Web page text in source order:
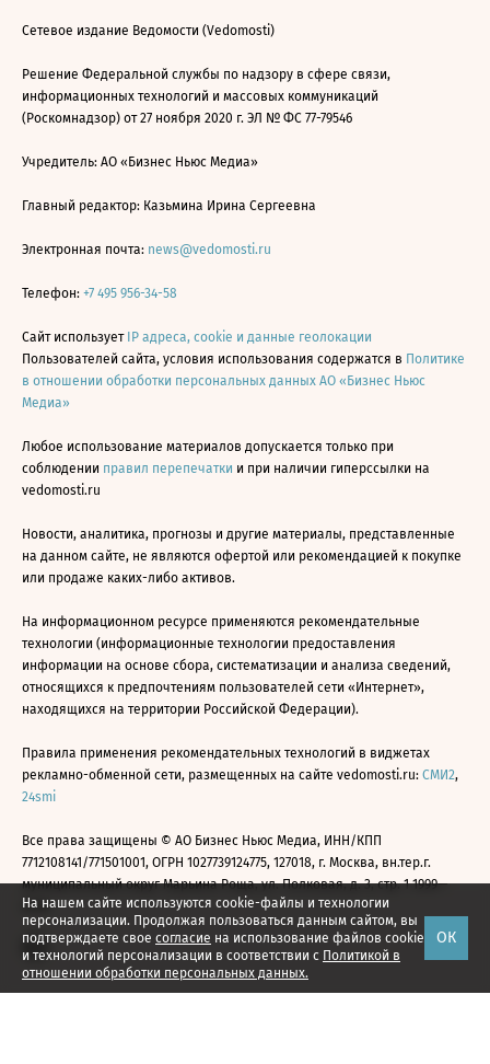
На нашем сайте используются cookie-файлы и технологии
персонализации. Продолжая пользоваться данным сайтом, вы
подтверждаете свое согласие на использование файлов cookie
и технологий персонализации в соответствии с Политикой в
отношении обработки персональных данных.
ОК
Сетевое издание Ведомости (Vedomosti)
Решение Федеральной службы по надзору в сфере связи,
информационных технологий и массовых коммуникаций
(Роскомнадзор) от 27 ноября 2020 г. ЭЛ № ФС 77-79546
Учредитель: АО «Бизнес Ньюс Медиа»
Главный редактор: Казьмина Ирина Сергеевна
Электронная почта: news@vedomosti.ru
Телефон: +7 495 956-34-58
Сайт использует IP адреса, cookie и данные геолокации
Пользователей сайта, условия использования содержатся в Политике
в отношении обработки персональных данных АО «Бизнес Ньюс
Медиа»
Любое использование материалов допускается только при
соблюдении правил перепечатки и при наличии гиперссылки на
vedomosti.ru
Новости, аналитика, прогнозы и другие материалы, представленные
на данном сайте, не являются офертой или рекомендацией к покупке
или продаже каких-либо активов.
На информационном ресурсе применяются рекомендательные
технологии (информационные технологии предоставления
информации на основе сбора, систематизации и анализа сведений,
относящихся к предпочтениям пользователей сети «Интернет»,
находящихся на территории Российской Федерации).
Правила применения рекомендательных технологий в виджетах
рекламно-обменной сети, размещенных на сайте vedomosti.ru: СМИ2,
24smi
Все права защищены © АО Бизнес Ньюс Медиа, ИНН/КПП
7712108141/771501001, ОГРН 1027739124775, 127018, г. Москва, вн.тер.г.
муниципальный округ Марьина Роща, ул. Полковая, д. 3, стр. 1 1999—
2026